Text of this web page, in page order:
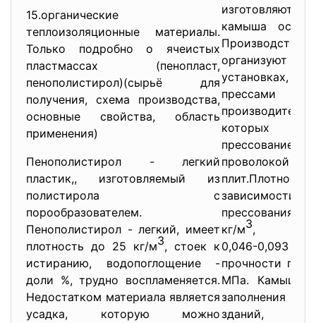
15.органические
теплоизоляционные материалы.
Только подробно о ячеистых
пластмассах (пенопласт,
пенополистирол)(сырьё для
получения, схема производства,
основные свойства, область
применения)
Пенополистирол - легкий
пластик,, изготовляемый из
полистирола с
порообразователем.
Пенополистирол - легкий, имеет
плотность до 25 кг/м3, стоек к
истиранию, водопоглощение -
доли %, трудно воспламеняется.
Недостатком материала является
усадка, которую можно
камыша
Производство
организуют
установках,
которых
прессования
кг/м3,
0,046-0,093
прочности при
МПа. Камышит
заполнения
зданий,